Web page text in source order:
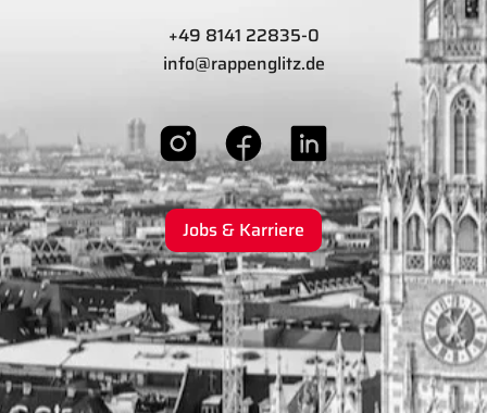
+49 8141 22835-0
info@rappenglitz.de
Jobs & Karriere